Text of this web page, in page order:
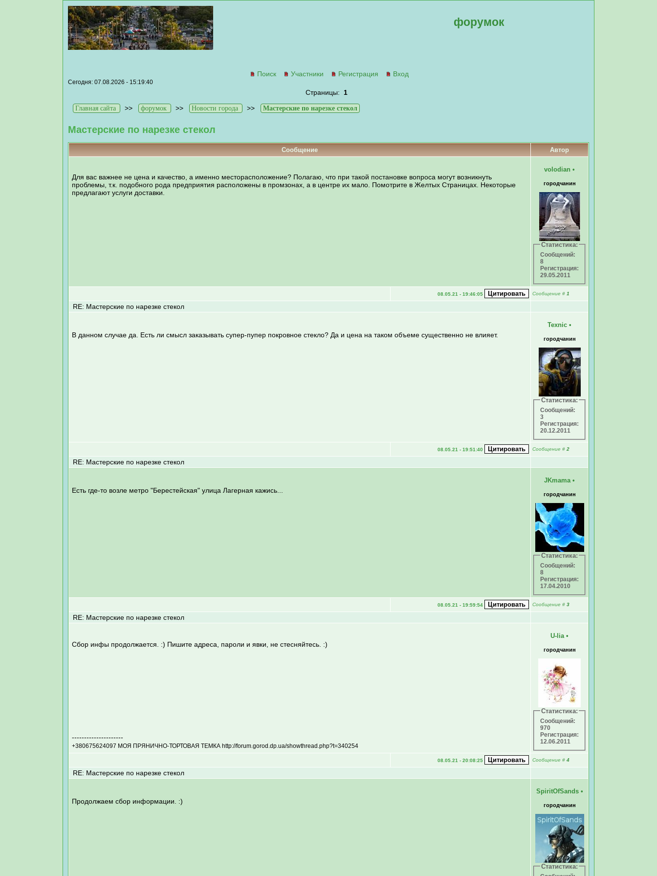
форумок
Поиск Участники Регистрация Вход
Сегодня: 07.08.2026 - 15:19:40
Страницы: 1
Главная сайта >> форумок >> Новости города >> Мастерские по нарезке стекол
Мастерские по нарезке стекол
Сообщение Автор
Для вас важнее не цена и качество, а именно месторасположение? Полагаю, что при такой постановке вопроса могут возникнуть
проблемы, т.к. подобного рода предприятия расположены в промзонах, а в центре их мало. Помотрите в Желтых Страницах. Некоторые
предлагают услуги доставки.
volodian •
городчанин
Статистика:
Сообщений:
8
Регистрация:
29.05.2011
08.05.21 - 19:46:05 Сообщение # 1
RE: Мастерские по нарезке стекол
В данном случае да. Есть ли смысл заказывать супер-пупер покровное стекло? Да и цена на таком объеме существенно не влияет.
Texnic •
городчанин
Статистика:
Сообщений:
3
Регистрация:
20.12.2011
08.05.21 - 19:51:40 Сообщение # 2
RE: Мастерские по нарезке стекол
Есть где-то возле метро "Берестейская" улица Лагерная кажись...
JKmama •
городчанин
Статистика:
Сообщений:
8
Регистрация:
17.04.2010
08.05.21 - 19:59:54 Сообщение # 3
RE: Мастерские по нарезке стекол
Сбор инфы продолжается. :) Пишите адреса, пароли и явки, не стесняйтесь. :)
---------------------
+380675624097 МОЯ ПРЯНИЧНО-ТОРТОВАЯ ТЕМКА http://forum.gorod.dp.ua/showthread.php?t=340254
U-lia •
городчанин
Статистика:
Сообщений:
970
Регистрация:
12.06.2011
08.05.21 - 20:08:25 Сообщение # 4
RE: Мастерские по нарезке стекол
Продолжаем сбор информации. :)
SpiritOfSands •
городчанин
Статистика: